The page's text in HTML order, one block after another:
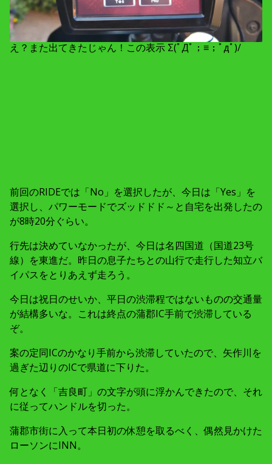
え？また出てきたじゃん！この表示 Σ(ﾟДﾟ；≡；ﾟдﾟ)/
前回のRIDEでは「No」を選択したが、今日は「Yes」を
選択し、パワーモードでズッドドド～と自宅を出発したの
が8時20分ぐらい。
行先は決めていなかったが、今日は名四国道（国道23号
線）を東進だ。昨日の息子たちとの山行で走行した知立バ
イパスをとりあえず走ろう。
今日は祝日のせいか、平日の渋滞程ではないものの交通量
が結構多いな。これは終点の蒲郡IC手前で渋滞している
ぞ。
案の定同ICのかなり手前から渋滞していたので、矢作川を
過ぎた辺りのICで県道に下りた。
何となく「吉良町」の文字が頭に浮かんできたので、それ
に従ってハンドルを切った。
蒲郡市街に入って本日初の休憩を取るべく、偶然見かけた
ローソンにINN。